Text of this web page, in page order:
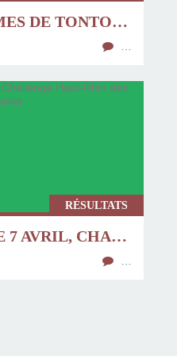
LES ÉNIGMES DE TONTON JACQUES - N° 8 DU 16 AU 30 AVRIL
RÉSULTATS
C'ÉTAIT LE 7 AVRIL, CHALLENGE HAUT-RHIN DES JEUNES À ESCHENTZWILLER